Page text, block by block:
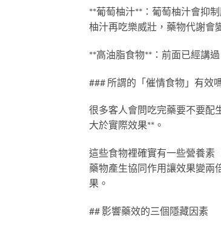
**葡萄柚汁**：葡萄柚汁會抑
柚汁再吃樂威壯，藥物代謝會
**高油脂食物**：前面已經講
### 所謂的「催情食物」有效
很多客人會問吃完藥要不要配
大於實際效果**。
這些食物裡確實有一些營養素
藥物產生協同作用讓效果變兩
果。
## 影響藥效的三個隱藏因素